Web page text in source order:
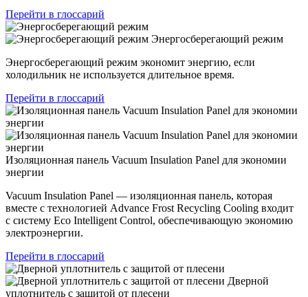
Перейти в глоссарий
Энергосберегающий режим
Энергосберегающий режим экономит энергию, если
холодильник не используется длительное время.
Перейти в глоссарий
Изоляционная панель Vacuum Insulation Panel для экономии
энергии
Vacuum Insulation Panel — изоляционная панель, которая
вместе с технологией Advance Frost Recycling Cooling входит
с систему Eco Intelligent Control, обеспечивающую экономию
электроэнергии.
Перейти в глоссарий
Дверной
уплотнитель с защитой от плесени